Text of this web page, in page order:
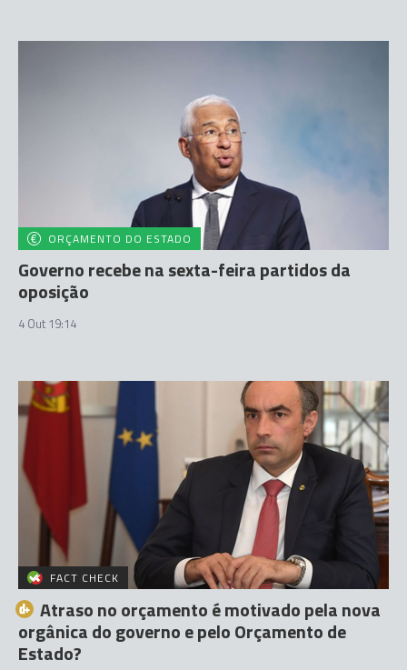
ORÇAMENTO DO ESTADO
Governo recebe na sexta-feira partidos da
oposição
4 Out 19:14
FACT CHECK
Atraso no orçamento é motivado pela nova
orgânica do governo e pelo Orçamento de
Estado?